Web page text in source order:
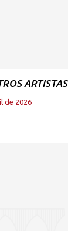
ARTISTAS
de 2026